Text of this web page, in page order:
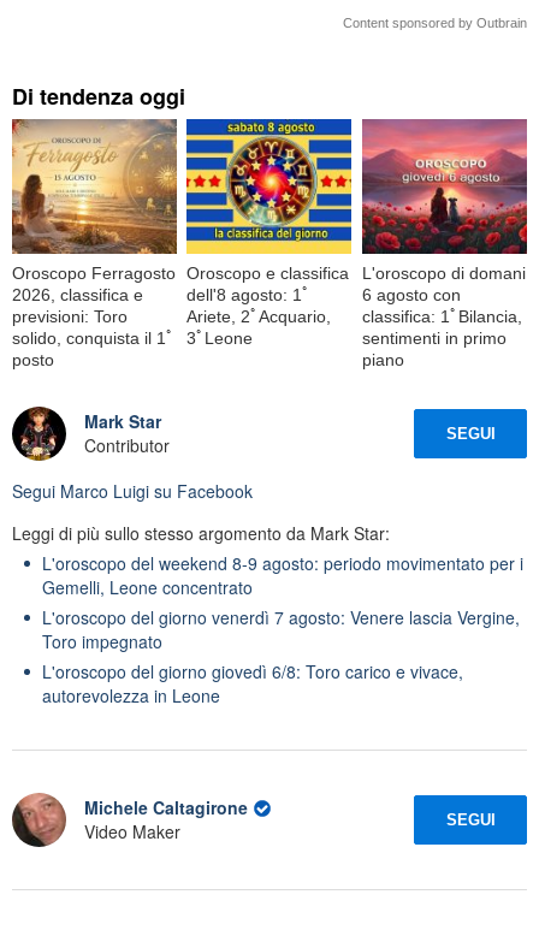
Content sponsored by Outbrain
Di tendenza oggi
Oroscopo Ferragosto
2026, classifica e
previsioni: Toro
solido, conquista il 1ﾟ
posto
Oroscopo e classifica
dell'8 agosto: 1ﾟ
Ariete, 2ﾟAcquario,
3ﾟLeone
L'oroscopo di domani
6 agosto con
classifica: 1ﾟBilancia,
sentimenti in primo
piano
Mark Star
Contributor
SEGUI
Segui Marco Luigi su Facebook
Leggi di più sullo stesso argomento da Mark Star:
L'oroscopo del weekend 8-9 agosto: periodo movimentato per i
Gemelli, Leone concentrato
L'oroscopo del giorno venerdì 7 agosto: Venere lascia Vergine,
Toro impegnato
L'oroscopo del giorno giovedì 6/8: Toro carico e vivace,
autorevolezza in Leone
Michele Caltagirone
Video Maker
SEGUI